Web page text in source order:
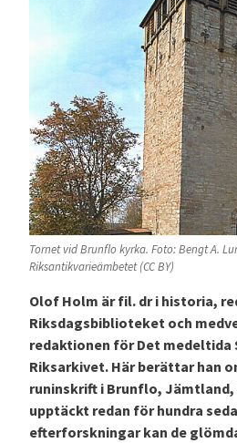
Tornet vid Brunflo kyrka. Foto: Bengt A.
Riksantikvarieämbetet (CC BY)
Olof Holm är fil. dr i historia,
Riksdagsbiblioteket och
redaktionen för Det medeltida
Riksarkivet. Här berättar han
runinskrift i Brunflo,
upptäckt redan för hundra
efterforskningar kan de